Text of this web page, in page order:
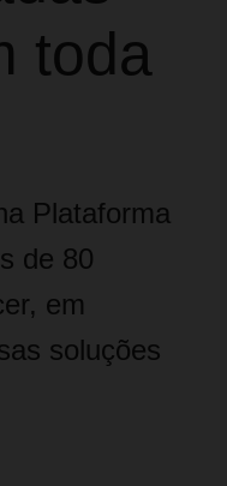
toda
Plataforma
de 80
em
soluções